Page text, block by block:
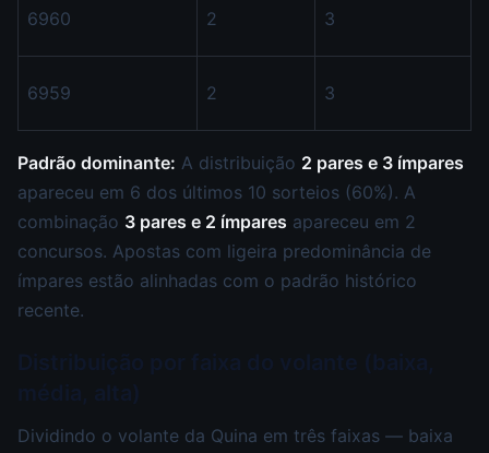
6960 2 3
6959 2 3
Padrão dominante: A distribuição 2 pares e 3 ímpares
apareceu em 6 dos últimos 10 sorteios (60%). A
combinação 3 pares e 2 ímpares apareceu em 2
concursos. Apostas com ligeira predominância de
ímpares estão alinhadas com o padrão histórico
recente.
Dividindo o volante da Quina em três faixas — baixa